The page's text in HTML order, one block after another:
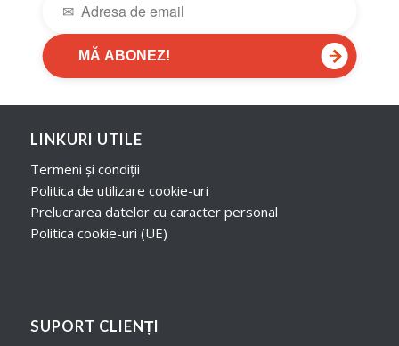
MĂ ABONEZ! →
LINKURI UTILE
Termeni și condiții
Politica de utilizare cookie-uri
Prelucrarea datelor cu caracter personal
Politica cookie-uri (UE)
SUPORT CLIENȚI